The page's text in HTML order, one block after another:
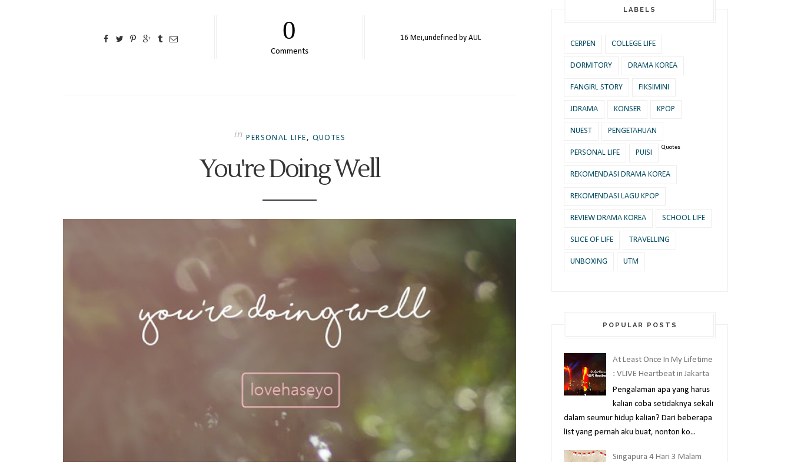
0
Comments
16 Mei,undefined byAUL
in PERSONAL LIFE, QUOTES
You're Doing Well
LABELS
CERPEN COLLEGE LIFE
DORMITORY DRAMA KOREA
FANGIRL STORY FIKSIMINI
JDRAMA KONSER KPOP
NUEST PENGETAHUAN
PERSONAL LIFE PUISI
Quotes
REKOMENDASI DRAMA KOREA
REKOMENDASI LAGU KPOP
REVIEW DRAMA KOREA SCHOOL LIFE
SLICE OF LIFE TRAVELLING
UNBOXING UTM
POPULAR POSTS
At Least Once In My Lifetime
: VLIVE Heartbeat in Jakarta
Pengalaman apa yang harus
kalian coba setidaknya sekali
dalam seumur hidup kalian? Dari beberapa
list yang pernah aku buat, nonton ko...
Singapura 4 Hari 3 Malam